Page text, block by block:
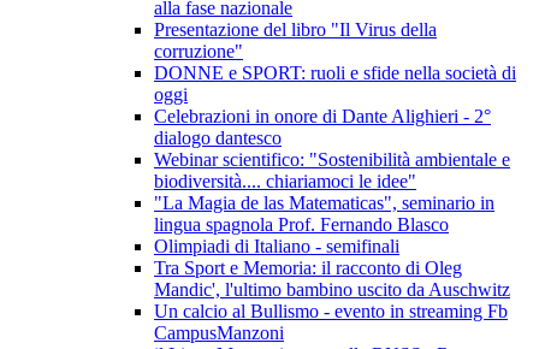
alla fase nazionale
Presentazione del libro "Il Virus della
corruzione"
DONNE e SPORT: ruoli e sfide nella società di
oggi
Celebrazioni in onore di Dante Alighieri - 2°
dialogo dantesco
Webinar scientifico: "Sostenibilità ambientale e
biodiversità.... chiariamoci le idee"
"La Magia de las Matematicas", seminario in
lingua spagnola Prof. Fernando Blasco
Olimpiadi di Italiano - semifinali
Tra Sport e Memoria: il racconto di Oleg
Mandic', l'ultimo bambino uscito da Auschwitz
Un calcio al Bullismo - evento in streaming Fb
CampusManzoni